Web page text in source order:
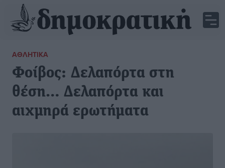
ΑΘΛΗΤΙΚΆ
Φοίβος: Δελαπόρτα στη
θέση… Δελαπόρτα και
αιχμηρά ερωτήματα